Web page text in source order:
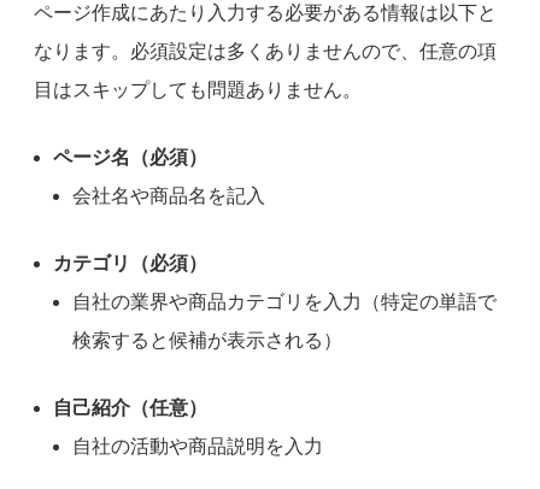
ページ作成にあたり入力する必要がある情報は以下と
なります。必須設定は多くありませんので、任意の項
目はスキップしても問題ありません。
ページ名（必須）
会社名や商品名を記入
カテゴリ（必須）
自社の業界や商品カテゴリを入力（特定の単語で
検索すると候補が表示される）
自己紹介（任意）
自社の活動や商品説明を入力